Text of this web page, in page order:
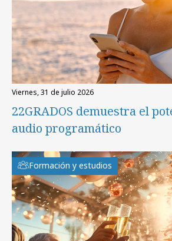
viernes, 31 de julio 2026
22GRADOS demuestra el
audio programático
Formación y estudios